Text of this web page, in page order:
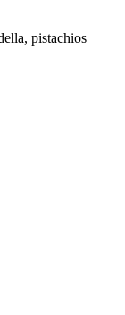
pistachios